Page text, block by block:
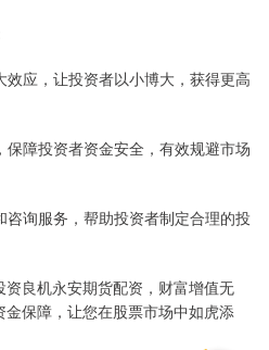
应，让投资者以小博大，获得更高
障投资者资金安全，有效规避市场
咨询服务，帮助投资者制定合理的投
良机永安期货配资，财富增值无
保障，让您在股票市场中如虎添